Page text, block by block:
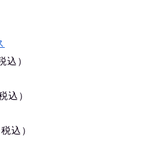
）
）
）